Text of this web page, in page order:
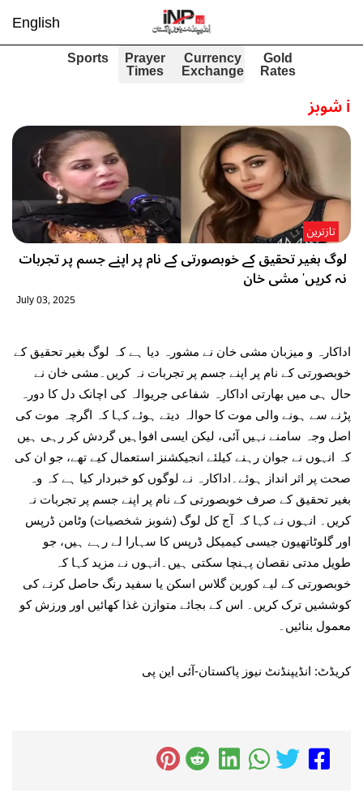
English
Gold
Rates
Currency
Exchange
Prayer
Times
Sports
iشوبز
لوگ بغیر تحقیق کے خوبصورتی کے نام پر اپنے جسم پر تجربات
نہ کریں' مشی خان
تازترین
July 03, 2025
اداکارہ و میزبان مشی خان نے مشورہ دیا ہے کہ لوگ بغیر تحقیق کے
خوبصورتی کے نام پر اپنے جسم پر تجربات نہ کریں۔مشی خان نے
حال ہی میں بھارتی اداکارہ شفاعی جریوالہ کی اچانک دل کا دورہ
پڑنے سے ہونے والی موت کا حوالہ دیتے ہوئے کہا کہ اگرچہ موت کی
اصل وجہ سامنے نہیں آئی، لیکن ایسی افواہیں گردش کر رہی ہیں
کہ انہوں نے جوان رہنے کیلئے انجیکشنز استعمال کیے تھے، جو ان کی
صحت پر اثر انداز ہوئے۔اداکارہ نے لوگوں کو خبردار کیا ہے کہ وہ
بغیر تحقیق کے صرف خوبصورتی کے نام پر اپنے جسم پر تجربات نہ
کریں۔ انہوں نے کہا کہ آج کل لوگ (شوبز شخصیات) وٹامن ڈرپس
اور گلوٹاتھیون جیسی کیمیکل ڈرپس کا سہارا لے رہے ہیں، جو
طویل مدتی نقصان پہنچا سکتی ہیں۔انہوں نے مزید کہا کہ
خوبصورتی کے لیے کورین گلاس اسکن یا سفید رنگ حاصل کرنے کی
کوششیں ترک کریں۔ اس کے بجائے متوازن غذا کھائیں اور ورزش کو
معمول بنائیں۔
کریڈٹ: انڈیپنڈنٹ نیوز پاکستان-آئی این پی